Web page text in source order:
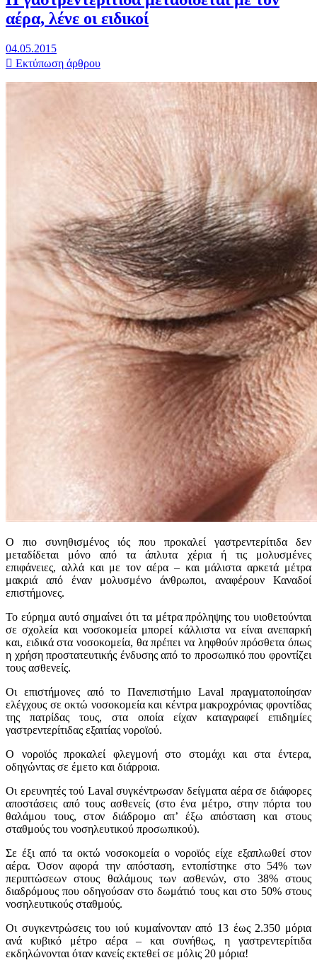
αέρα, λένε οι ειδικοί
04.05.2015
Εκτύπωση άρθρου
Ο πιο συνηθισμένος ιός που προκαλεί γαστρεντερίτιδα δεν
μεταδίδεται μόνο από τα άπλυτα χέρια ή τις μολυσμένες
επιφάνειες, αλλά και με τον αέρα – και μάλιστα αρκετά μέτρα
μακριά από έναν μολυσμένο άνθρωποι, αναφέρουν Καναδοί
επιστήμονες.
Το εύρημα αυτό σημαίνει ότι τα μέτρα πρόληψης του υιοθετούνται
σε σχολεία και νοσοκομεία μπορεί κάλλιστα να είναι ανεπαρκή
και, ειδικά στα νοσοκομεία, θα πρέπει να ληφθούν πρόσθετα όπως
η χρήση προστατευτικής ένδυσης από το προσωπικό που φροντίζει
τους ασθενείς.
Οι επιστήμονες από το Πανεπιστήμιο Laval πραγματοποίησαν
ελέγχους σε οκτώ νοσοκομεία και κέντρα μακροχρόνιας φροντίδας
της πατρίδας τους, στα οποία είχαν καταγραφεί επιδημίες
γαστρεντερίτιδας εξαιτίας νοροϊού.
Ο νοροϊός προκαλεί φλεγμονή στο στομάχι και στα έντερα,
οδηγώντας σε έμετο και διάρροια.
Οι ερευνητές τού Laval συγκέντρωσαν δείγματα αέρα σε διάφορες
αποστάσεις από τους ασθενείς (στο ένα μέτρο, στην πόρτα του
θαλάμου τους, στον διάδρομο απ’ έξω απόσταση και στους
σταθμούς του νοσηλευτικού προσωπικού).
Σε έξι από τα οκτώ νοσοκομεία ο νοροϊός είχε εξαπλωθεί στον
αέρα. Όσον αφορά την απόσταση, εντοπίστηκε στο 54% των
περιπτώσεων στους θαλάμους των ασθενών, στο 38% στους
διαδρόμους που οδηγούσαν στο δωμάτιό τους και στο 50% στους
νοσηλευτικούς σταθμούς.
Οι συγκεντρώσεις του ιού κυμαίνονταν από 13 έως 2.350 μόρια
ανά κυβικό μέτρο αέρα – και συνήθως, η γαστρεντερίτιδα
εκδηλώνονται όταν κανείς εκτεθεί σε μόλις 20 μόρια!